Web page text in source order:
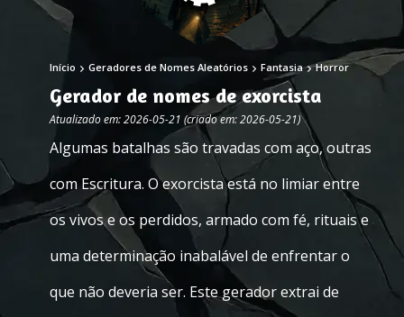
Início Geradores de Nomes Aleatórios Fantasia Horror
Gerador de nomes de exorcista
Atualizado em: 2026-05-21 (criado em: 2026-05-21)
Algumas batalhas são travadas com aço, outras
com Escritura. O exorcista está no limiar entre
os vivos e os perdidos, armado com fé, rituais e
uma determinação inabalável de enfrentar o
que não deveria ser. Este gerador extrai de